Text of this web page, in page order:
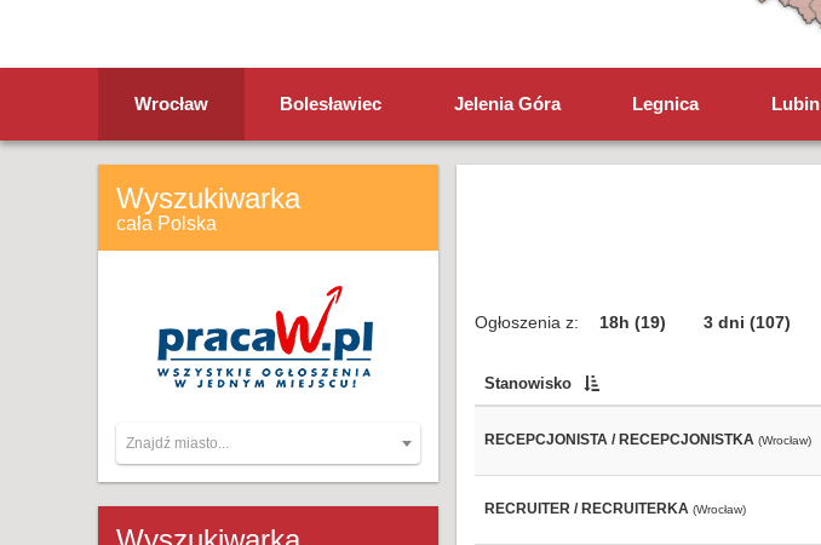
Wrocław Bolesławiec Jelenia Góra Legnica Lubin
Wyszukiwarka
cała Polska
Znajdź miasto...
Ogłoszenia z: 18h (19) 3 dni (107)
Stanowisko
RECEPCJONISTA / RECEPCJONISTKA (Wrocław)
RECRUITER / RECRUITERKA (Wrocław)